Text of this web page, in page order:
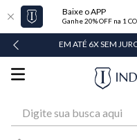
Baixe o APP
Ganhe 20% OFF na 1
EM ATÉ 6X SEM